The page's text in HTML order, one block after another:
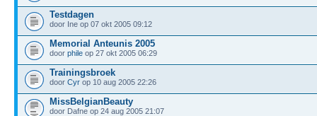
Testdagen
door Ine op 07 okt 2005 09:12
Memorial Anteunis 2005
door phile op 27 okt 2005 06:29
Trainingsbroek
door Cyr op 10 aug 2005 22:26
MissBelgianBeauty
door Dafne op 24 aug 2005 21:07